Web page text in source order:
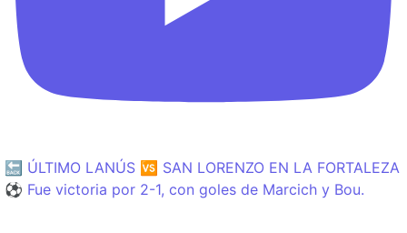
🔙 ÚLTIMO LANÚS 🆚 SAN LORENZO EN LA FORTALEZA
⚽️ Fue victoria por 2-1, con goles de Marcich y Bou.